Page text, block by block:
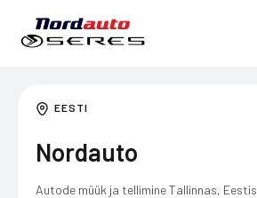
EESTI
Nordauto
Autode müük ja tellimine Tallinnas, Eestis